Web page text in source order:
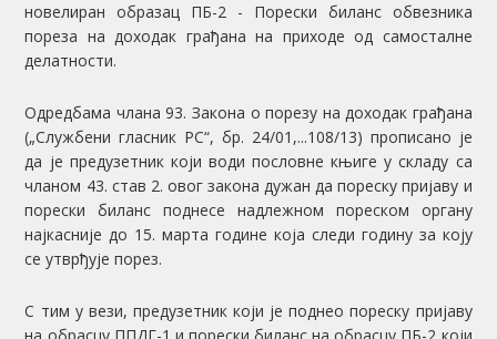
новелиран образац ПБ-2 - Порески биланс обвезника
пореза на доходак грађана на приходе од самосталне
делатности.
Одредбама члана 93. Закона о порезу на доходак грађана
(„Службени гласник РС“, бр. 24/01,...108/13) прописано је
да је предузетник који води пословне књиге у складу са
чланом 43. став 2. овог закона дужан да пореску пријаву и
порески биланс поднесе надлежном пореском органу
најкасније до 15. марта године која следи годину за коју
се утврђује порез.
С тим у вези, предузетник који је поднео пореску пријаву